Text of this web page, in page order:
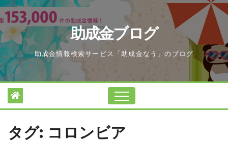
Skip
to
content
助成金ブログ
助成金情報検索サービス「助成金なう」のブログ
タグ: コロンビア